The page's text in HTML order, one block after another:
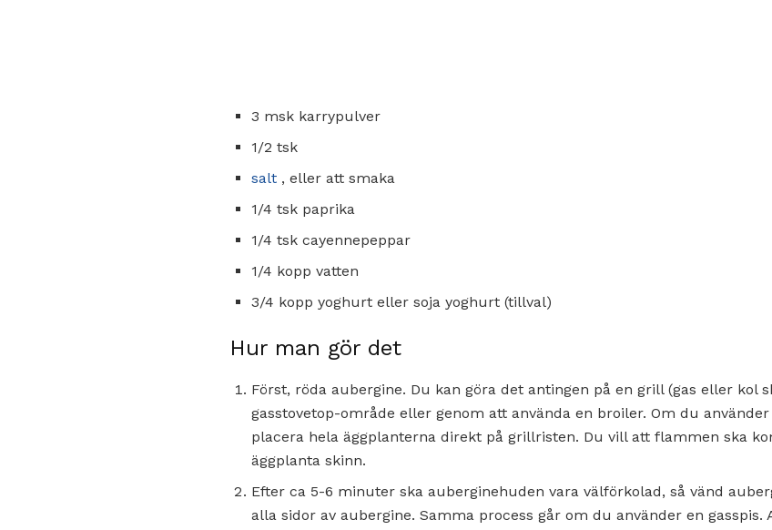
3 msk karrypulver
1/2 tsk
salt , eller att smaka
1/4 tsk paprika
1/4 tsk cayennepeppar
1/4 kopp vatten
3/4 kopp yoghurt eller soja yoghurt (tillval)
Hur man gör det
Först, röda aubergine. Du kan göra det antingen på en grill (gas eller kol
gasstovetop-område eller genom att använda en broiler. Om du
placera hela äggplanterna direkt på grillristen. Du vill att flammen ska
äggplanta skinn.
Efter ca 5-6 minuter ska auberginehuden vara välförkolad, så vänd
alla sidor av aubergine. Samma process går om du använder en